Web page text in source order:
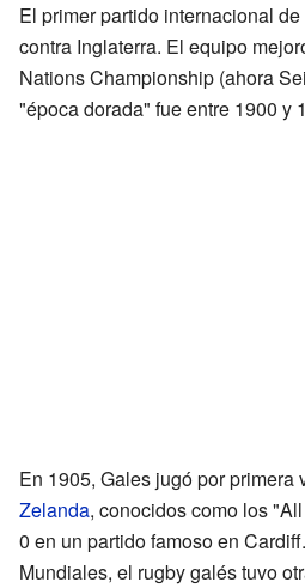
El primer partido internacional
contra Inglaterra. El equipo
Nations Championship (ahora
"época dorada" fue entre 1900 y
En 1905, Gales jugó por primera
Zelanda, conocidos como los
0 en un partido famoso en
Mundiales, el rugby galés tuvo